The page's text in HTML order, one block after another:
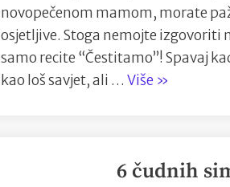
novopečenom mamom, morate
osjetljive. Stoga nemojte izgovoriti
samo recite “Čestitamo”! Spavaj
kao loš savjet, ali … Više “Što
želi
»
6 čudnih